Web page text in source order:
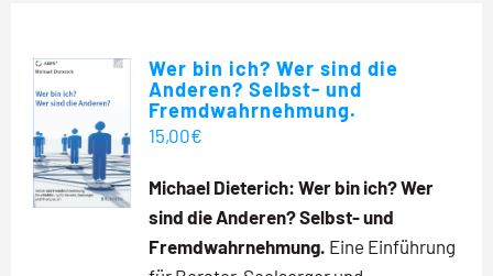
Wer bin ich? Wer sind die
Anderen? Selbst- und
Fremdwahrnehmung.
15,00€
Michael Dieterich: Wer bin ich? Wer
sind die Anderen?Selbst- und
Fremdwahrnehmung. Eine Einführung